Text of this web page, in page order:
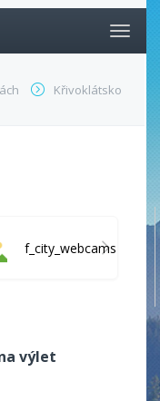
Křivoklátsko
f_city_webcams
výlet